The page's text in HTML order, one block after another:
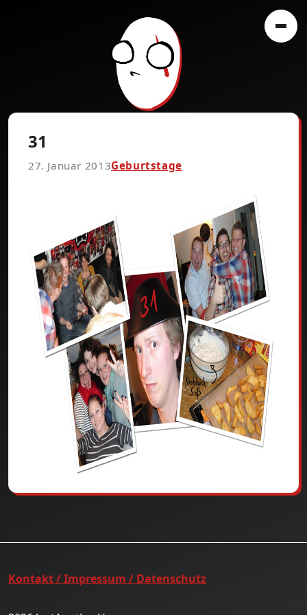
31
27. Januar 2013Geburtstage
Kontakt / Impressum / Datenschutz